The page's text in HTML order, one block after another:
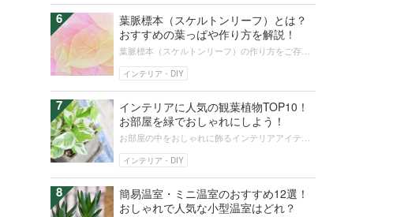
6
インテリア・DIY
葉脈標本（スケルトンリーフ）とは？
おすすめの葉っぱや作り方を解説！
葉脈標本（スケルトンリーフ）の作り方をご存知
ドラッグストアや100均ショップな...
7
インテリア・DIY
インテリアに人気の観葉植物TOP10！
お部屋を緑でおしゃれにしよう！
お部屋の中をおしゃれに飾るインテリアアイテム
す。そのなかでもインテリアにぴった...
8
簡易温室・ミニ温室のおすすめ12選！
おしゃれで人気な小型温室はどれ？